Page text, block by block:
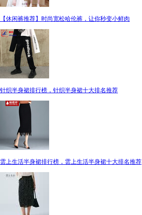
【休闲裤推荐】时尚宽松哈伦裤，让你秒变小鲜肉
针织半身裙排行榜，针织半身裙十大排名推荐
雲上生活半身裙排行榜，雲上生活半身裙十大排名推荐